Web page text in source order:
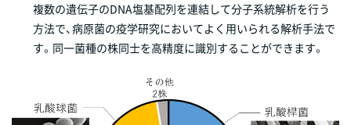
複数の遺伝子のDNA塩基配列を連結して分子系統解析を行う
方法で、病原菌の疫学研究においてよく用いられる解析手法で
す。同一菌種の株同士を高精度に識別することができます。